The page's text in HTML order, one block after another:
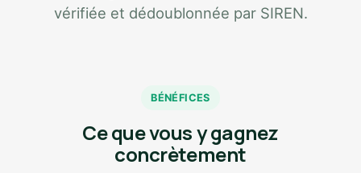
vérifiée et dédoublonnée par SIREN.
BÉNÉFICES
Ce que vous y gagnez
concrètement